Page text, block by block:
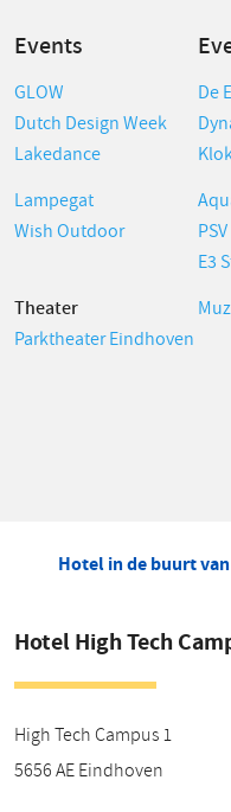
Events
GLOW De
Dutch Design Week
Lakedance
Lampegat
Wish Outdoor
E3
Theater
Parktheater Eindhoven
Hotel in de buurt
Hotel High Tech
High Tech Campus 1
5656 AEEindhoven